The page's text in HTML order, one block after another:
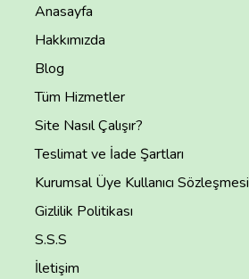
Anasayfa
Hakkımızda
Blog
Tüm Hizmetler
Site Nasıl Çalışır?
Teslimat ve İade Şartları
Kurumsal Üye Kullanıcı Sözleşmesi
Gizlilik Politikası
S.S.S
İletişim